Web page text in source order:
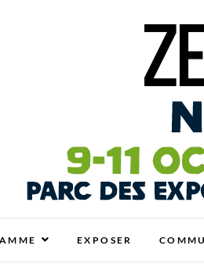
Nantes
SALON BIO, BIEN-
EXPOSER